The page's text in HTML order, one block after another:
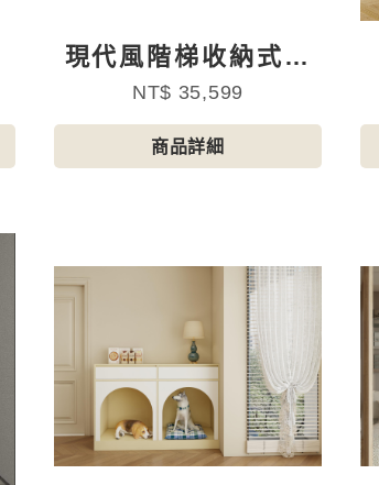
現代風階梯收納式貓
狗共用寵物櫃
NT$ 35,599
商品詳細